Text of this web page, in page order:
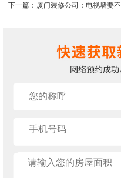
下一篇：厦门装修公司：电视墙要